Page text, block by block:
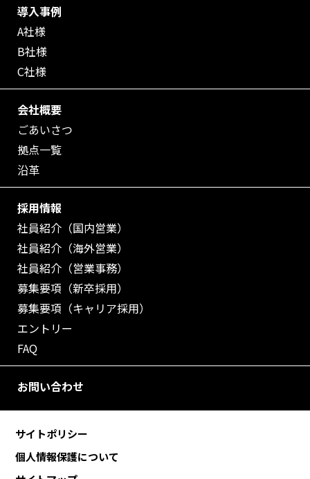
導入事例
A社様
B社様
C社様
会社概要
ごあいさつ
拠点一覧
沿革
採用情報
社員紹介（国内営業）
社員紹介（海外営業）
社員紹介（営業事務）
募集要項（新卒採用）
募集要項（キャリア採用）
エントリー
FAQ
お問い合わせ
サイトポリシー
個人情報保護について